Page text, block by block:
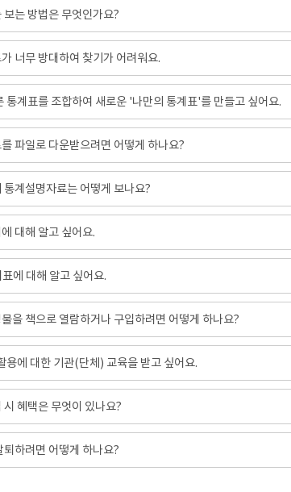
보는 방법은 무엇인가요?
너무 방대하여 찾기가 어려워요.
통계표를 조합하여 새로운 '나만의 통계표'를 만들고 싶어요.
파일로 다운받으려면 어떻게 하나요?
통계설명자료는 어떻게 보나요?
대해 알고 싶어요.
에 대해 알고 싶어요.
을 책으로 열람하거나 구입하려면 어떻게 하나요?
용에 대한 기관(단체) 교육을 받고 싶어요.
시 혜택은 무엇이 있나요?
퇴하려면 어떻게 하나요?